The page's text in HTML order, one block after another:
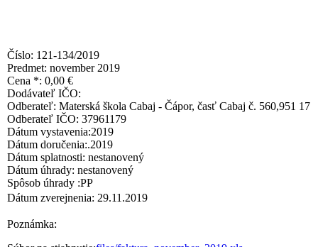
Číslo: 121-134/2019
Predmet: november 2019
Cena *: 0,00 €
Dodávateľ IČO:
Odberateľ: Materská škola Cabaj - Čápor, časť Cabaj č. 560,951 17
Odberateľ IČO: 37961179
Dátum vystavenia:2019
Dátum doručenia:.2019
Dátum splatnosti: nestanovený
Dátum úhrady: nestanovený
Spôsob úhrady :PP
Dátum zverejnenia: 29.11.2019
Poznámka: